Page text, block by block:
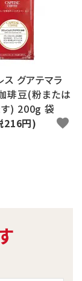
ス グアテマラ
琲豆(粉または
) 200g 袋
216円)
favorite